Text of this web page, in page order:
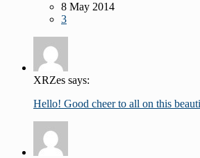
8 May 2014
3
XRZes says:
Hello! Good cheer to all on this